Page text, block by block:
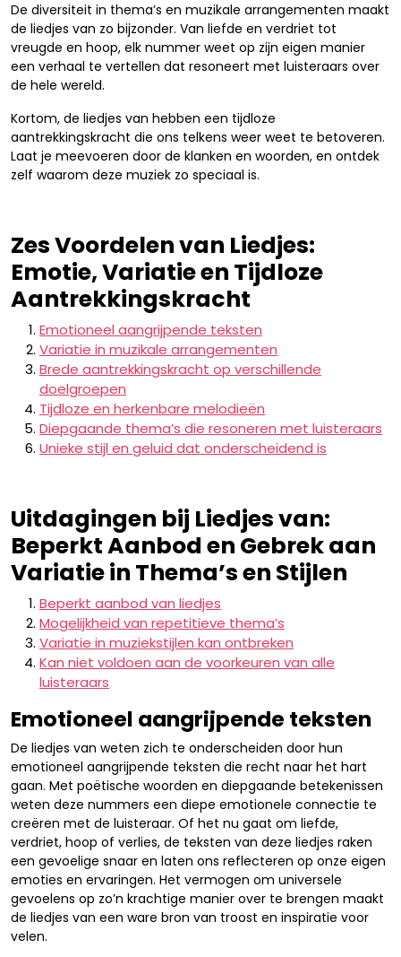
De diversiteit in thema’s en muzikale arrangementen maakt
de liedjes van zo bijzonder. Van liefde en verdriet tot
vreugde en hoop, elk nummer weet op zijn eigen manier
een verhaal te vertellen dat resoneert met luisteraars over
de hele wereld.
Kortom, de liedjes van hebben een tijdloze
aantrekkingskracht die ons telkens weer weet te betoveren.
Laat je meevoeren door de klanken en woorden, en ontdek
zelf waarom deze muziek zo speciaal is.
Zes Voordelen van Liedjes:
Emotie, Variatie en Tijdloze
Aantrekkingskracht
Emotioneel aangrijpende teksten
Variatie in muzikale arrangementen
Brede aantrekkingskracht op verschillende
doelgroepen
Tijdloze en herkenbare melodieën
Diepgaande thema’s die resoneren met luisteraars
Unieke stijl en geluid dat onderscheidend is
Uitdagingen bij Liedjes van:
Beperkt Aanbod en Gebrek aan
Variatie in Thema’s en Stijlen
Beperkt aanbod van liedjes
Mogelijkheid van repetitieve thema’s
Variatie in muziekstijlen kan ontbreken
Kan niet voldoen aan de voorkeuren van alle
luisteraars
Emotioneel aangrijpende teksten
De liedjes van weten zich te onderscheiden door hun
emotioneel aangrijpende teksten die recht naar het hart
gaan. Met poëtische woorden en diepgaande betekenissen
weten deze nummers een diepe emotionele connectie te
creëren met de luisteraar. Of het nu gaat om liefde,
verdriet, hoop of verlies, de teksten van deze liedjes raken
een gevoelige snaar en laten ons reflecteren op onze eigen
emoties en ervaringen. Het vermogen om universele
gevoelens op zo’n krachtige manier over te brengen maakt
de liedjes van een ware bron van troost en inspiratie voor
velen.